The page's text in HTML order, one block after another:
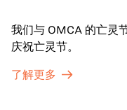
我们与 OMCA 的亡灵
庆祝亡灵节。
了解更多